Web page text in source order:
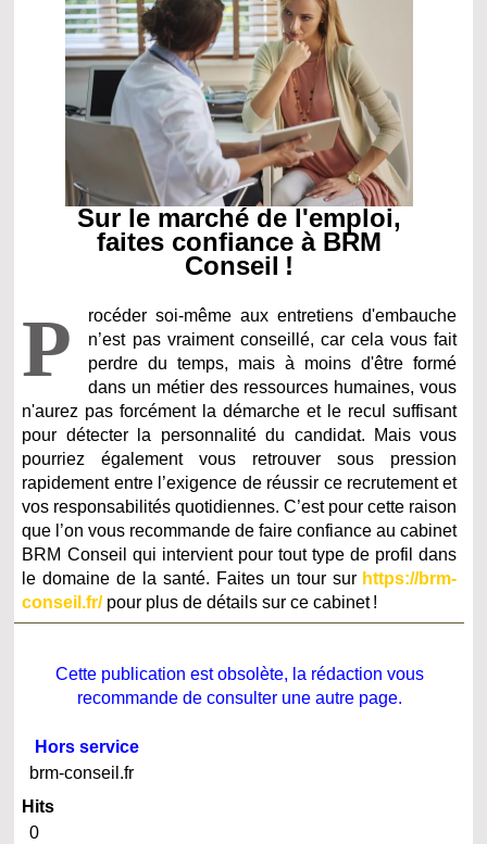
Sur le marché de l'emploi,
faites confiance à BRM
Conseil !
P
rocéder soi-même aux entretiens d'embauche
n’est pas vraiment conseillé, car cela vous fait
perdre du temps, mais à moins d'être formé
dans un métier des ressources humaines, vous
n'aurez pas forcément la démarche et le recul suffisant
pour détecter la personnalité du candidat. Mais vous
pourriez également vous retrouver sous pression
rapidement entre l’exigence de réussir ce recrutement et
vos responsabilités quotidiennes. C’est pour cette raison
que l’on vous recommande de faire confiance au cabinet
BRM Conseil qui intervient pour tout type de profil dans
le domaine de la santé. Faites un tour sur https://brm-
conseil.fr/pour plus de détails sur ce cabinet !
Cette publication est obsolète, la rédaction vous
recommande de consulter une autre page.
Hors service
brm-conseil.fr
Hits
0